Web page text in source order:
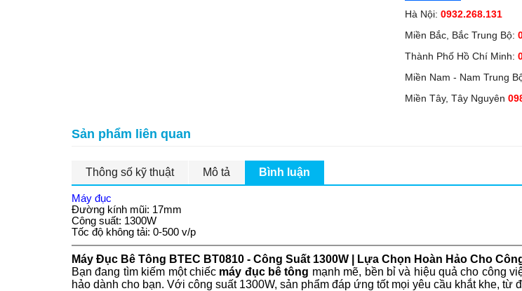
Hà Nội: 0932.268.131
Miền Bắc, Bắc Trung Bộ:
Thành Phố Hồ Chí Minh:
Miền Nam - Nam Trung
Miền Tây, Tây Nguyên
Sản phẩm liên quan
Thông số kỹ thuật Mô tả Bình luận
Máy đục
Đường kính mũi: 17mm
Công suất: 1300W
Tốc độ không tải: 0-500 v/p
Máy Đục Bê Tông BTEC BT0810 - Công Suất 1300W | Lựa Chọn Hoàn Hảo Cho
Bạn đang tìm kiếm một chiếc máy đục bê tông mạnh mẽ, bền bỉ và hiệu quả cho công
hảo dành cho bạn. Với công suất 1300W, sản phẩm đáp ứng tốt mọi yêu cầu khắt khe,